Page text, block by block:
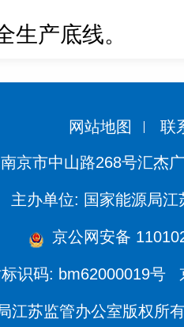
生产底线。
网站地图 联
京市中山路268号汇杰
主办单位: 国家能源局江
京公网安备
标识码: bm62000019号
江苏监管办公室版权所